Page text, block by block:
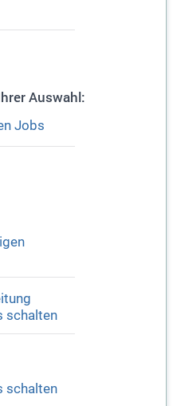
Auswahl:
Jobs
schalten
schalten